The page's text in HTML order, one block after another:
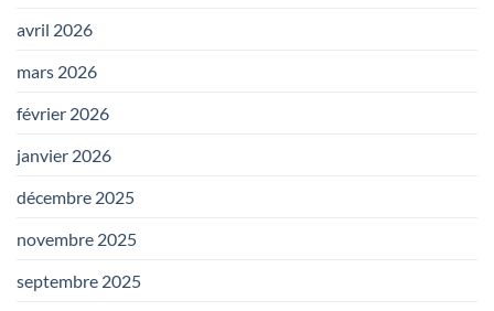
avril 2026
mars 2026
février 2026
janvier 2026
décembre 2025
novembre 2025
septembre 2025